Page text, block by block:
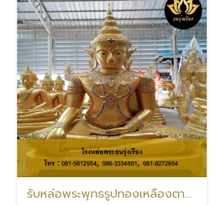
รับหล่อพระพุทธรูปทองเหลืองตามแบบ